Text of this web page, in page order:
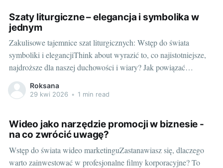
Szaty liturgiczne – elegancja i symbolika w
jednym
Zakulisowe tajemnice szat liturgicznych: Wstęp do świata
symboliki i elegancjiThink about wyrazić to, co najistotniejsze,
najdroższe dla naszej duchowości i wiary? Jak powiązać
elegancję z głębokim znaczeniem i symboliką? Odpowiedzią są
szaty liturgiczne - nieodzowny element każdej ceremonii
Roksana
29 kwi 2026 • 1 min read
Wideo jako narzędzie promocji w biznesie -
na co zwrócić uwagę?
Wstęp do świata wideo marketinguZastanawiasz się, dlaczego
warto zainwestować w profesjonalne filmy korporacyjne? To